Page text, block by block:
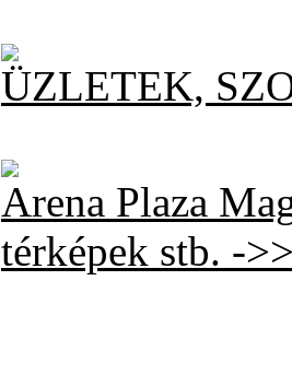
ÜZLETEK,
Arena Plaza
térképek stb. -